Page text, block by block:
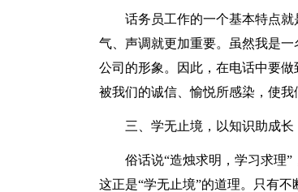
话务员工作的一个基本特点
气、声调就更加重要。虽然我是
公司的形象。因此，在电话中要
被我们的诚信、愉悦所感染，使我
三、学无止境，以知识助成长
俗话说“造烛求明，学习求理
这正是“学无止境”的道理。只有